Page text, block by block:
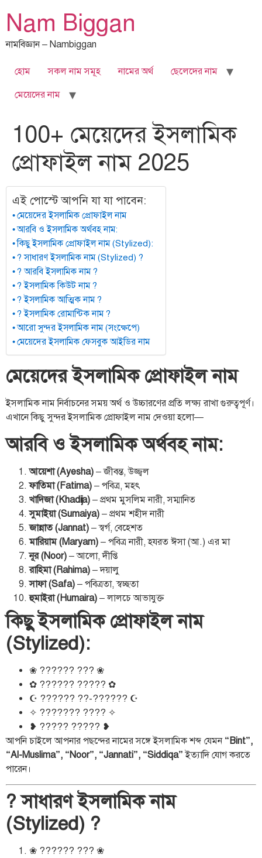
content
Nam Biggan
নামবিজ্ঞান – Nambiggan
হোম সকল নাম সমূহ নামের অর্থ
ছেলেদের নাম
মেয়েদের নাম
100+ মেয়েদের ইসলামিক
প্রোফাইল নাম 2025
এই পোস্টে আপনি যা যা পাবেন:
মেয়েদের ইসলামিক প্রোফাইল নাম
আরবি ও ইসলামিক অর্থবহ নাম:
কিছু ইসলামিক প্রোফাইল নাম (Stylized):
? সাধারণ ইসলামিক নাম (Stylized) ?
? আরবি ইসলামিক নাম ?
? ইসলামিক কিউট নাম ?
? ইসলামিক আত্মিক নাম ?
? ইসলামিক রোমান্টিক নাম ?
আরো সুন্দর ইসলামিক নাম (সংক্ষেপে)
মেয়েদের ইসলামিক ফেসবুক আইডির নাম
মেয়েদের ইসলামিক প্রোফাইল নাম
ইসলামিক নাম নির্বাচনের সময় অর্থ ও উচ্চারণের প্রতি লক্ষ্য রাখা গুরুত্বপূর্ণ।
এখানে কিছু সুন্দর ইসলামিক প্রোফাইল নাম দেওয়া হলো—
আরবি ও ইসলামিক অর্থবহ নাম:
আয়েশা (Ayesha) – জীবন্ত, উজ্জ্বল
ফাতিমা (Fatima) – পবিত্র, মহৎ
খাদিজা (Khadija) – প্রথম মুসলিম নারী, সম্মানিত
সুমাইয়া (Sumaiya) – প্রথম শহীদ নারী
জান্নাত (Jannat) – স্বর্গ, বেহেশত
মারিয়াম (Maryam) – পবিত্র নারী, হযরত ঈসা (আ.) এর মা
নূর (Noor) – আলো, দীপ্তি
রাহিমা (Rahima) – দয়ালু
সাফা (Safa) – পবিত্রতা, স্বচ্ছতা
হুমাইরা (Humaira) – লালচে আভাযুক্ত
কিছু ইসলামিক প্রোফাইল নাম
(Stylized):
❀ ?????? ??? ❀
✿ ?????? ????? ✿
☪ ?????? ??-?????? ☪
✧ ??????? ???? ✧
❥ ????? ????? ❥
আপনি চাইলে আপনার পছন্দের নামের সঙ্গে ইসলামিক শব্দ যেমন “Bint”,
“Al-Muslima”, “Noor”, “Jannati”, “Siddiqa” ইত্যাদি যোগ করতে
পারেন।
? সাধারণ ইসলামিক নাম
(Stylized) ?
❀ ?????? ??? ❀